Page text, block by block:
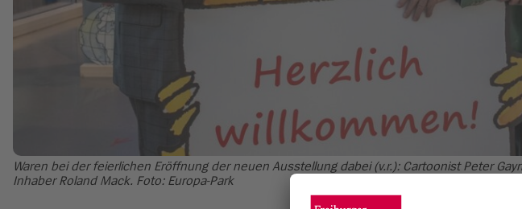
Waren bei der feierlichen Eröffnung der neuen Ausstellung dabei (v.r.): Cartoonist Peter
Inhaber Roland Mack. Foto: Europa-Park